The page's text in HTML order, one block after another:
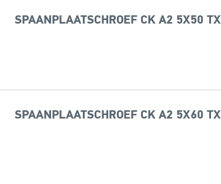
SPAANPLAATSCHROEF CK A2 5X50 TX
SPAANPLAATSCHROEF CK A2 5X60 TX